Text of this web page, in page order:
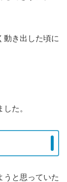
動き出した頃に
た。
うと思っていた